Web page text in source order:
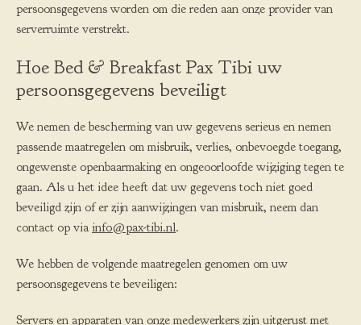
persoonsgegevens worden om die reden aan onze provider van
serverruimte verstrekt.
Hoe Bed & Breakfast Pax Tibi uw
persoonsgegevens beveiligt
We nemen de bescherming van uw gegevens serieus en nemen
passende maatregelen om misbruik, verlies, onbevoegde toegang,
ongewenste openbaarmaking en ongeoorloofde wijziging tegen te
gaan. Als u het idee heeft dat uw gegevens toch niet goed
beveiligd zijn of er zijn aanwijzingen van misbruik, neem dan
contact op via info@pax-tibi.nl.
We hebben de volgende maatregelen genomen om uw
persoonsgegevens te beveiligen:
Servers en apparaten van onze medewerkers zijn uitgerust met